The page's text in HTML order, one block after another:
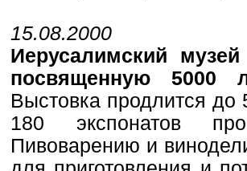
15.08.2000
Иерусалимский
посвященную 5000
Выстовка продлится
180 экспонатов
Пивоварению и